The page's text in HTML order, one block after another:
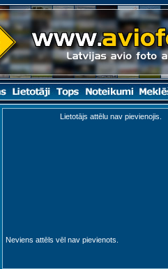
Lietotājs attēlu nav pievienojis.
Neviens attēls vēl nav pievienots.